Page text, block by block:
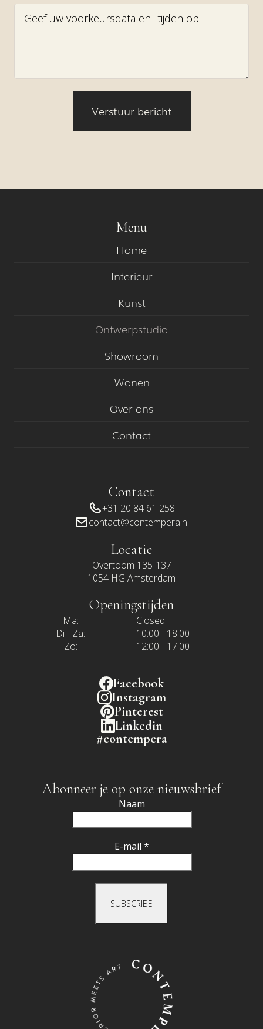
Menu
Home
Interieur
Kunst
Ontwerpstudio
Showroom
Wonen
Over ons
Contact
Contact
+31 20 84 61 258
contact@contempera.nl
Locatie
Overtoom 135-137
1054 HG Amsterdam
Openingstijden
Ma:
Closed
Di - Za:
10:00 - 18:00
Zo:
12:00 - 17:00
Facebook
Instagram
Pinterest
Linkedin
#contempera
Abonneer je op onze nieuwsbrief
Naam
E-mail *